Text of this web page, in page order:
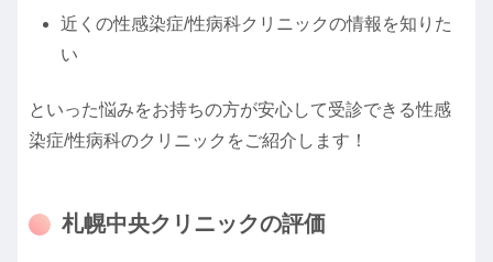
近くの性感染症/性病科クリニックの情報を知りた
い
といった悩みをお持ちの方が安心して受診できる性感
染症/性病科のクリニックをご紹介します！
札幌中央クリニックの評価